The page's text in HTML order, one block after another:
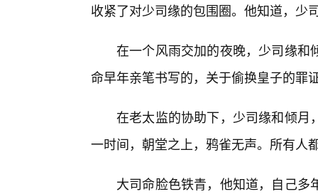
收紧了对少司缘的包围圈。他知道，少
在一个风雨交加的夜晚，少司缘
命早年亲笔书写的，关于偷换皇子的罪
在老太监的协助下，少司缘和倾月
一时间，朝堂之上，鸦雀无声。所有人
大司命脸色铁青，他知道，自己